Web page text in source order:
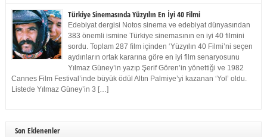
Türkiye Sinemasında Yüzyılın En İyi 40 Filmi
Edebiyat dergisi Notos sinema ve edebiyat dünyasından
383 önemli ismine Türkiye sinemasının en iyi 40 filmini
sordu. Toplam 287 film içinden ‘Yüzyılın 40 Filmi’ni seçen
aydınların ortak kararına göre en iyi film senaryosunu
Yılmaz Güney’in yazıp Şerif Gören’in yönettiği ve 1982
Cannes Film Festival’inde büyük ödül Altın Palmiye’yi kazanan ‘Yol’ oldu.
Listede Yılmaz Güney’in 3 […]
Son Eklenenler